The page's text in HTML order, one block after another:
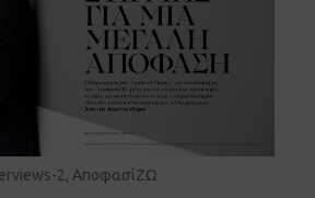
2, ΑποφασίΖΩ